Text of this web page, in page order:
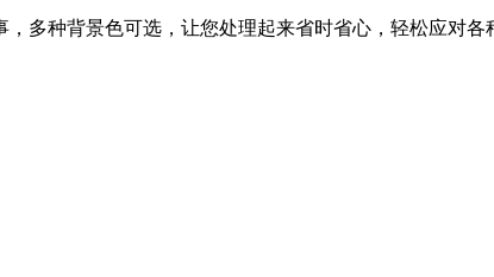
多种背景色可选，让您处理起来省时省心，轻松应对各